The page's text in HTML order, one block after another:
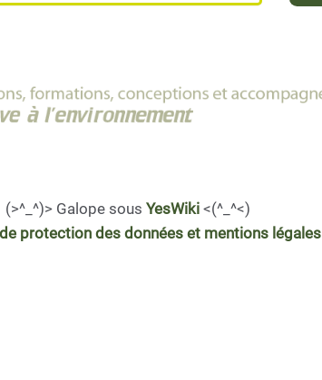
(>^_^)> Galope sous YesWiki <(^_^<)
protection des données et mentions légales